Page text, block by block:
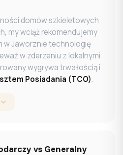
domów szkieletowych
my wciąż rekomendujemy
w Jaworznie technologię
w zderzeniu z lokalnymi
wygrywa trwałością i
Posiadania (TCO).
vs Generalny